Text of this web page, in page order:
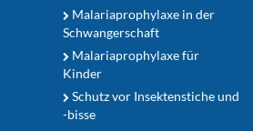
Malariaprophylaxe in der
Schwangerschaft
Malariaprophylaxe für
Kinder
Schutz vor Insektenstiche und
-bisse